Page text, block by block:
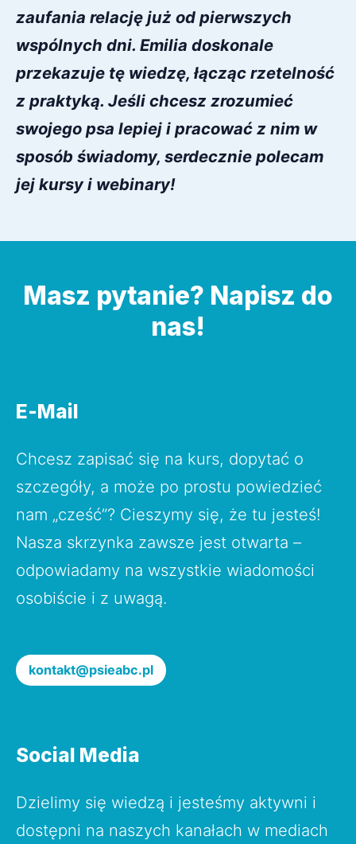
zaufania relację już od pierwszych
wspólnych dni. Emilia doskonale
przekazuje tę wiedzę, łącząc rzetelność
z praktyką. Jeśli chcesz zrozumieć
swojego psa lepiej i pracować z nim w
sposób świadomy, serdecznie polecam
jej kursy i webinary!
Masz pytanie? Napisz do
nas!
E-Mail
Chcesz zapisać się na kurs, dopytać o
szczegóły, a może po prostu powiedzieć
nam „cześć”? Cieszymy się, że tu jesteś!
Nasza skrzynka zawsze jest otwarta –
odpowiadamy na wszystkie wiadomości
osobiście i z uwagą.
kontakt@psieabc.pl
Social Media
Dzielimy się wiedzą i jesteśmy aktywni i
dostępni na naszych kanałach w mediach